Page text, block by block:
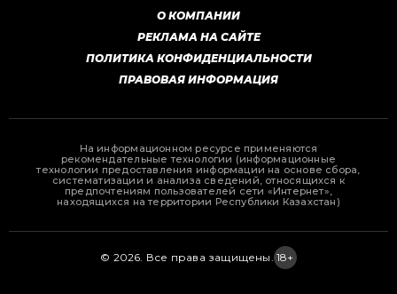
О КОМПАНИИ
РЕКЛАМА НА САЙТЕ
ПОЛИТИКА КОНФИДЕНЦИАЛЬНОСТИ
ПРАВОВАЯ ИНФОРМАЦИЯ
На информационном ресурсе применяются
рекомендательные технологии (информационные
технологии предоставления информации на основе сбора,
систематизации и анализа сведений, относящихся к
предпочтениям пользователей сети «Интернет»,
находящихся на территории Республики Казахстан)
© 2026. Все права защищены. 18+